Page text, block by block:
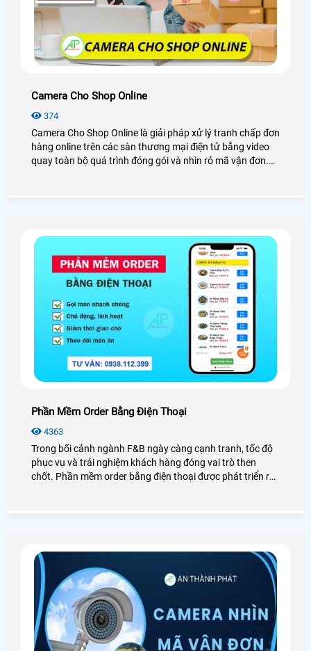
Camera Cho Shop Online
374
Camera Cho Shop Online là giải pháp xử lý tranh chấp đơn
hàng online trên các sàn thương mại điện tử bằng video
quay toàn bộ quá trình đóng gói và nhìn rỏ mã vận đơn.
Phần Mềm Order Bằng Điện Thoại
4363
Trong bối cảnh ngành F&B ngày càng cạnh tranh, tốc độ
phục vụ và trải nghiệm khách hàng đóng vai trò then
chốt. Phần mềm order bằng điện thoại được phát triển ra